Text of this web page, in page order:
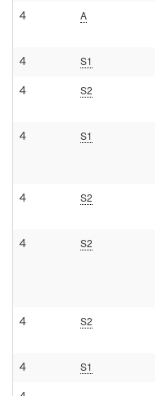
4 A
4 S1
4 S2
4 S1
4 S2
4 S2
4 S2
4 S1